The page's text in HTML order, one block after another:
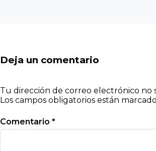
Deja un comentario
Tu dirección de correo electrónico no
Los campos obligatorios están
Comentario *